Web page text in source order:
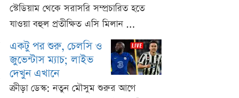
স্টেডিয়াম থেকে সরাসরি সম্প্রচারিত হতে
যাওয়া বহুল প্রতীক্ষিত এসি মিলান ...
একটু পর শুরু, চেলসি ও
জুভেন্টাস ম্যাচ; লাইভ
দেখুন এখানে
ক্রীড়া ডেস্ক: নতুন মৌসুম শুরুর আগে